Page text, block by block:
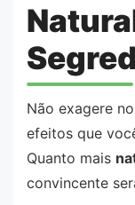
Não exagere
efeitos que
Quanto mais
convincente